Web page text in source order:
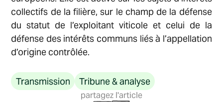
collectifs de la filière, sur le champ de la défense
du statut de l’exploitant viticole et celui de la
défense des intérêts communs liés à l’appellation
d’origine contrôlée.
Transmission Tribune & analyse
partagez l'article